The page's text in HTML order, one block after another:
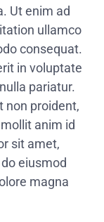
Ut enim ad
ullamco
consequat.
in voluptate
pariatur.
non proident,
anim id
sit amet,
eiusmod
magna